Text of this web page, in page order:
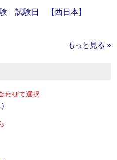
試験日 【西日本】
もっと見る »
わせて選択